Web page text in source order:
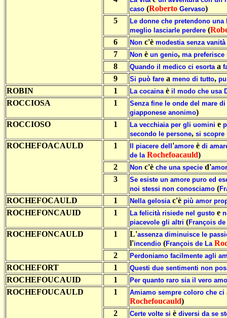
caso (Roberto Gervaso)
5
Le donne che pretendono una
meglio lasciarle perdere (
6
Non c'è modestia senza vanità
7
Non è un genio, ma preferisce
8 Quando il medico ci esorta a
9 Si può fare a meno di tutto,
ROBIN 1 La cocaina è il modo che usa
ROCCIOSA 1 Senza fine le onde del mare di
giapponese anonimo)
ROCCIOSO
1 La vecchiaia per gli uomini e
secondo le persone, si scopre
ROCHEFOACAULD 1 piacere dell 'amore è di
de la Rochefoacauld)
2
Non c'è che una specie d'
3 Se esiste un amore puro ed
noi stessi non conosciamo (
ROCHEFOCAULD 1 Nella gelosia c'è più amor
ROCHEFONCAUID 1 La felicità risiede nel gusto e
piacevole gli altri (François de
ROCHEFONCAULD 1 L'assenza diminuisce le
l'incendio (François de La
2
Perdoniamo facilmente agli
ROCHEFORT 1 Questi due sentimenti non
ROCHEFOUCAUID 1 Per quanto raro sia il vero
ROCHEFOUCAULD 1 Amiamo sempre coloro che ci
Rochefoucauld)
2
Certe volte si è diversi da se